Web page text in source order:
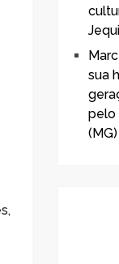
sua
pelo
(MG)